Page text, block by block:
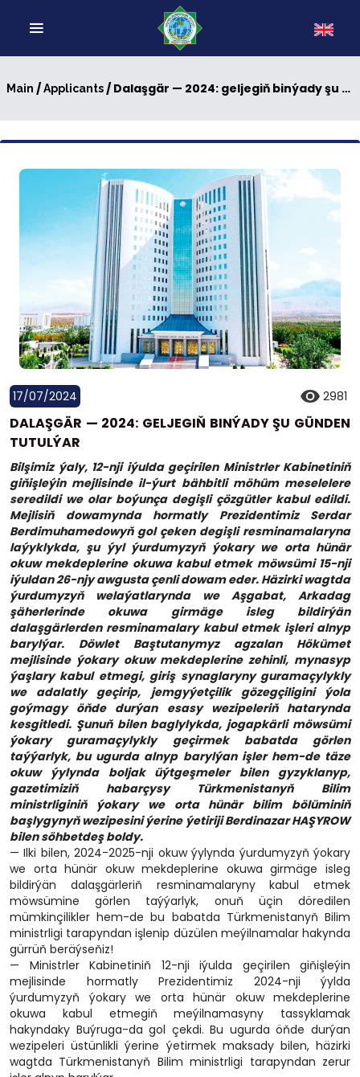
Main /Applicants/ Dalaşgär — 2024: geljegiň binýady şu günden tutulýar
17/07/2024 2981
DALAŞGÄR — 2024: GELJEGIŇ BINÝADY ŞU GÜNDEN
TUTULÝAR
Bilşimiz ýaly, 12-nji iýulda geçirilen Ministrler Kabinetiniň
giňişleýin mejlisinde il-ýurt bähbitli möhüm meselelere
seredildi we olar boýunça degişli çözgütler kabul edildi.
Mejlisiň dowamynda hormatly Prezidentimiz Serdar
Berdimuhamedowyň gol çeken degişli resminamalaryna
laýyklykda, şu ýyl ýurdumyzyň ýokary we orta hünär
okuw mekdeplerine okuwa kabul etmek möwsümi 15-nji
iýuldan 26-njy awgusta çenli dowam eder. Häzirki wagtda
ýurdumyzyň welaýatlarynda we Aşgabat, Arkadag
şäherlerinde okuwa girmäge isleg bildirýän
dalaşgärlerden resminamalary kabul etmek işleri alnyp
barylýar. Döwlet Baştutanymyz agzalan Hökümet
mejlisinde ýokary okuw mekdeplerine zehinli, mynasyp
ýaşlary kabul etmegi, giriş synaglaryny guramaçylykly
we adalatly geçirip, jemgyýetçilik gözegçiligini ýola
goýmagy öňde durýan esasy wezipeleriň hatarynda
kesgitledi. Şunuň bilen baglylykda, jogapkärli möwsümi
ýokary guramaçylykly geçirmek babatda görlen
taýýarlyk, bu ugurda alnyp barylýan işler hem-de täze
okuw ýylynda boljak üýtgeşmeler bilen gyzyklanyp,
gazetimiziň habarçysy Türkmenistanyň Bilim
ministrliginiň ýokary we orta hünär bilim bölüminiň
başlygynyň wezipesini ýerine ýetiriji Berdinazar HAŞYROW
bilen söhbetdeş boldy.
— Ilki bilen, 2024-2025-nji okuw ýylynda ýurdumyzyň ýokary
we orta hünär okuw mekdeplerine okuwa girmäge isleg
bildirýän dalaşgärleriň resminamalaryny kabul etmek
möwsümine görlen taýýarlyk, onuň üçin döredilen
mümkinçilikler hem-de bu babatda Türkmenistanyň Bilim
ministrligi tarapyndan işlenip düzülen meýilnamalar hakynda
gürrüň beräýseňiz!
— Ministrler Kabinetiniň 12-nji iýulda geçirilen giňişleýin
mejlisinde hormatly Prezidentimiz 2024-nji ýylda
ýurdumyzyň ýokary we orta hünär okuw mekdeplerine
okuwa kabul etmegiň meýilnamasyny tassyklamak
hakyndaky Buýruga-da gol çekdi. Bu ugurda öňde durýan
wezipeleri üstünlikli ýerine ýetirmek maksady bilen, häzirki
wagtda Türkmenistanyň Bilim ministrligi tarapyndan zerur